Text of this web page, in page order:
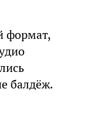
формат,
балдёж.